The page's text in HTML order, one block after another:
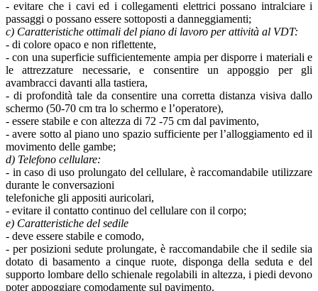
- evitare che i cavi ed i collegamenti elettrici possano intralciare i
passaggi o possano essere sottoposti a danneggiamenti;
c) Caratteristiche ottimali del piano di lavoro per attività al VDT:
- di colore opaco e non riflettente,
- con una superficie sufficientemente ampia per disporre i materiali e
le attrezzature necessarie, e consentire un appoggio per gli
avambracci davanti alla tastiera,
- di profondità tale da consentire una corretta distanza visiva dallo
schermo (50-70 cm tra lo schermo e l’operatore),
- essere stabile e con altezza di 72 -75 cm dal pavimento,
- avere sotto al piano uno spazio sufficiente per l’alloggiamento ed il
movimento delle gambe;
d) Telefono cellulare:
- in caso di uso prolungato del cellulare, è raccomandabile utilizzare
durante le conversazioni
telefoniche gli appositi auricolari,
- evitare il contatto continuo del cellulare con il corpo;
e) Caratteristiche del sedile
- deve essere stabile e comodo,
- per posizioni sedute prolungate, è raccomandabile che il sedile sia
dotato di basamento a cinque ruote, disponga della seduta e del
supporto lombare dello schienale regolabili in altezza, i piedi devono
poter appoggiare comodamente sul pavimento.